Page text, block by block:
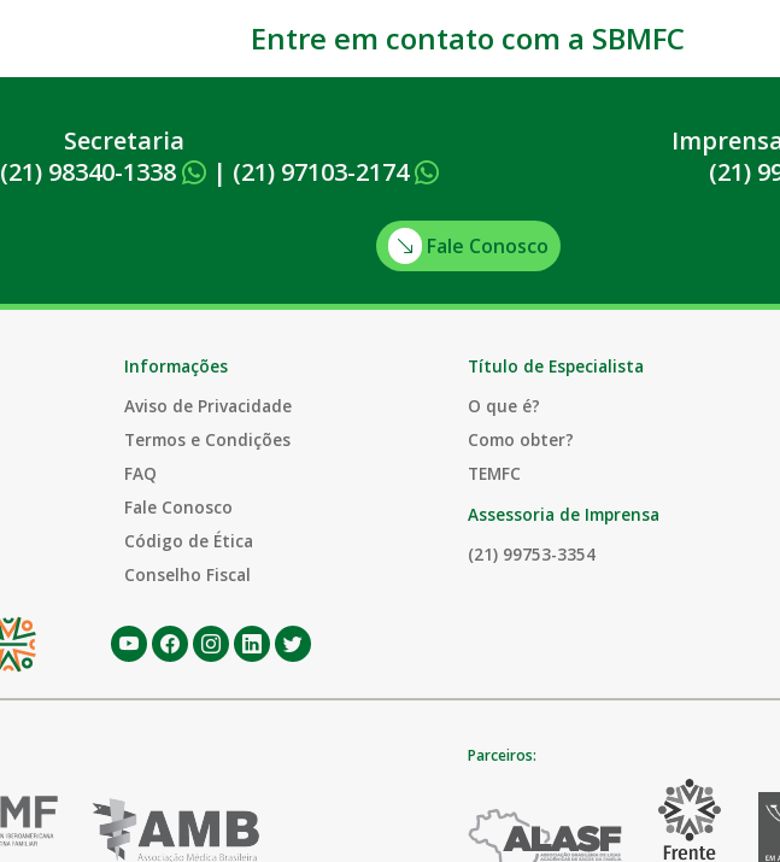
Entre em contato com a SBMFC
Secretaria
(21) 98340-1338 | (21) 97103-2174
(21)
Fale Conosco
Informações
Aviso de Privacidade
Termos e Condições
FAQ
Fale Conosco
Código de Ética
Conselho Fiscal
Título de Especialista
O que é?
Como obter?
TEMFC
Assessoria de Imprensa
(21) 99753-3354
Parceiros: